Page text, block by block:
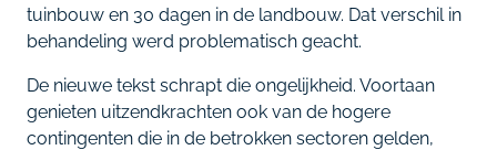
tuinbouw en 30 dagen in de landbouw. Dat verschil in
behandeling werd problematisch geacht.
De nieuwe tekst schrapt die ongelijkheid. Voortaan
genieten uitzendkrachten ook van de hogere
contingenten die in de betrokken sectoren gelden,